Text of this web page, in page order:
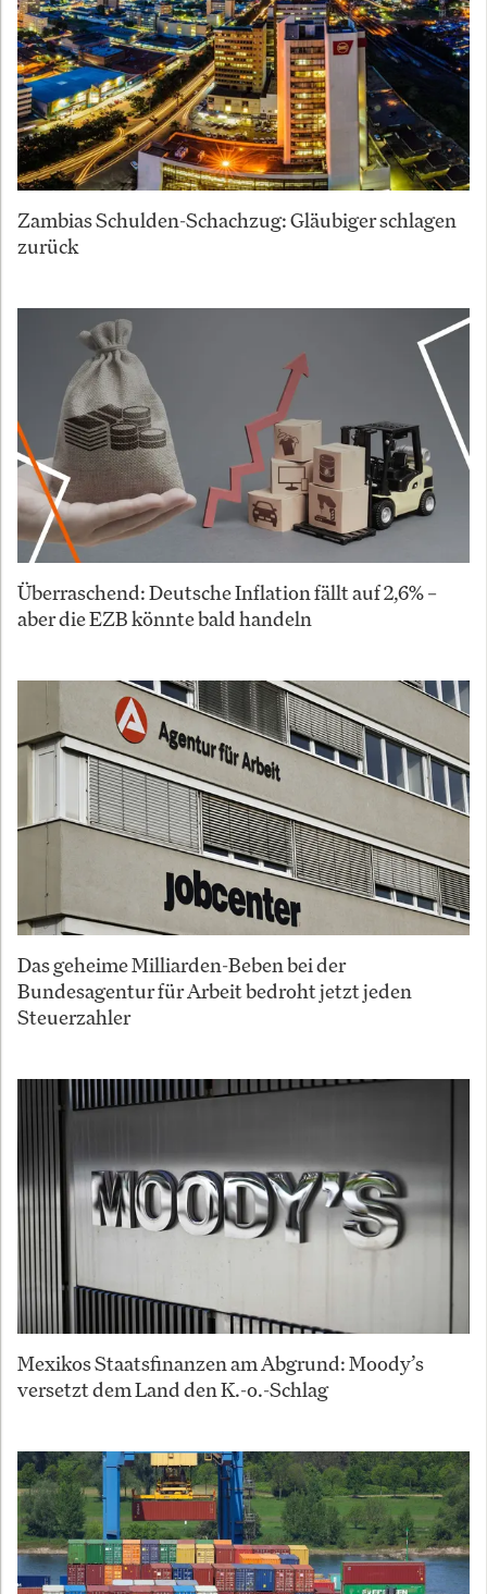
Zambias Schulden-Schachzug: Gläubiger schlagen
zurück
Überraschend: Deutsche Inflation fällt auf 2,6% –
aber die EZB könnte bald handeln
Das geheime Milliarden-Beben bei der
Bundesagentur für Arbeit bedroht jetzt jeden
Steuerzahler
Mexikos Staatsfinanzen am Abgrund: Moody’s
versetzt dem Land den K.-o.-Schlag